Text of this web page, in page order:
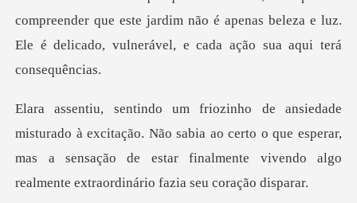
compreender que este jardim não é apenas be
ção. Não sabia ao certo o que esperar,
mas a sensação de estar finalm